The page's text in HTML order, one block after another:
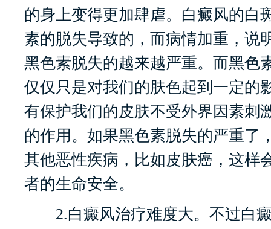
的身上变得更加肆虐。白癜风的白
素的脱失导致的，而病情加重，说
黑色素脱失的越来越严重。而黑色
仅仅只是对我们的肤色起到一定的
有保护我们的皮肤不受外界因素刺
的作用。如果黑色素脱失的严重了
其他恶性疾病，比如皮肤癌，这样
者的生命安全。
2.白癜风治疗难度大。不过白